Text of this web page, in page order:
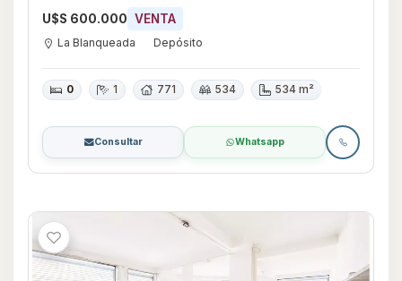
U$S 600.000 VENTA
La Blanqueada Depósito
0 1 771 534 534 m²
Consultar Whatsapp